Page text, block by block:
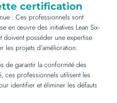
certification
: Ces professionnels sont
en œuvre des initiatives Lean Six-
doivent posséder une expertise
les projets d’amélioration.
de garantir la conformité des
ces professionnels utilisent les
identifier et éliminer les défauts